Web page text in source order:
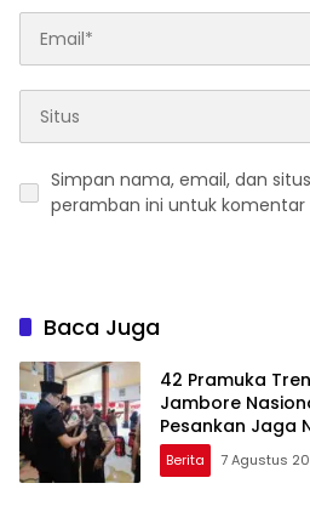
Simpan nama, email, dan
peramban ini untuk komentar
Baca Juga
42 Pramuka
Jambore
Pesankan Jaga
Berita 7 Agustus